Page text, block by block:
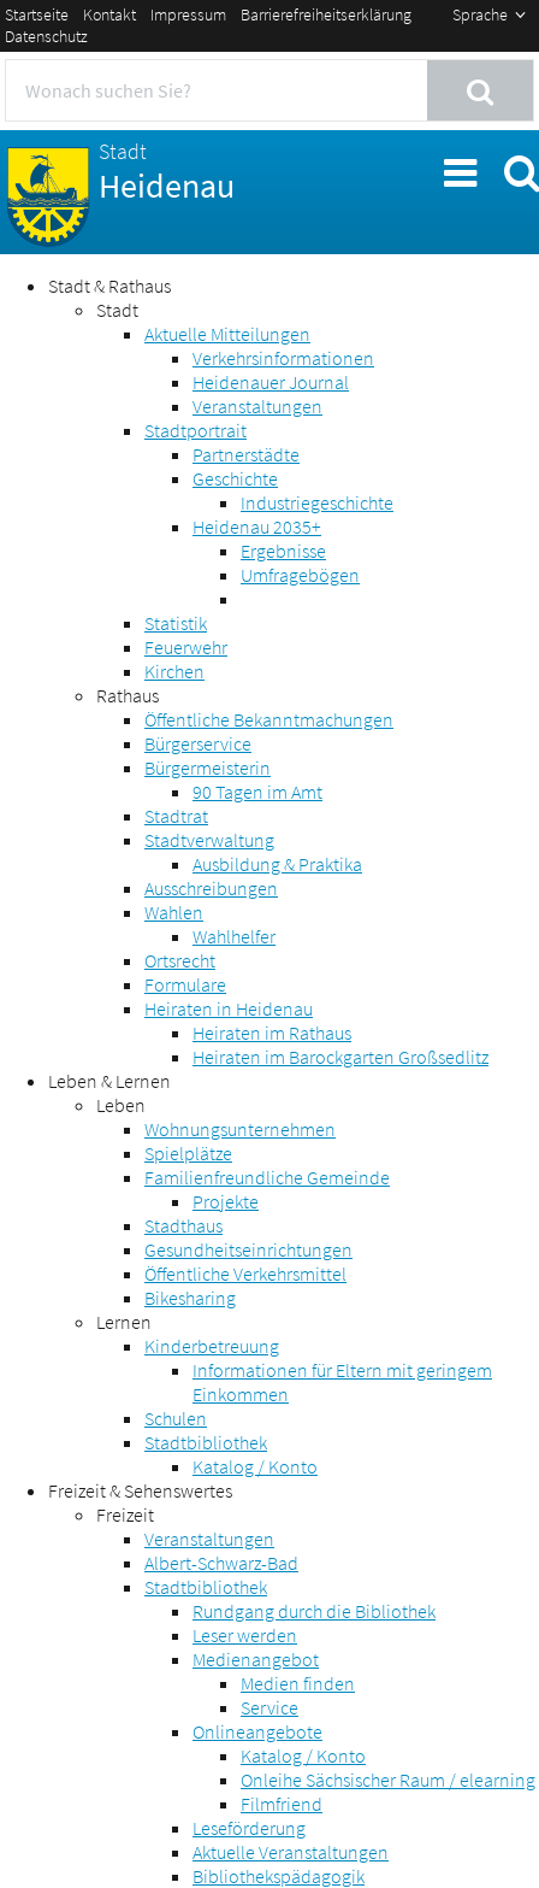
Sprache
Startseite Kontakt Impressum
Barrierefreiheitserklärung
Datenschutz
Stadt
Heidenau
Stadt & Rathaus
Stadt
Aktuelle Mitteilungen
Verkehrsinformationen
Heidenauer Journal
Veranstaltungen
Stadtportrait
Partnerstädte
Geschichte
Industriegeschichte
Heidenau 2035+
Ergebnisse
Umfragebögen
Statistik
Feuerwehr
Kirchen
Rathaus
Öffentliche Bekanntmachungen
Bürgerservice
Bürgermeisterin
90 Tagen im Amt
Stadtrat
Stadtverwaltung
Ausbildung & Praktika
Ausschreibungen
Wahlen
Wahlhelfer
Ortsrecht
Formulare
Heiraten in Heidenau
Heiraten im Rathaus
Heiraten im Barockgarten Großsedlitz
Leben & Lernen
Leben
Wohnungsunternehmen
Spielplätze
Familienfreundliche Gemeinde
Projekte
Stadthaus
Gesundheitseinrichtungen
Öffentliche Verkehrsmittel
Bikesharing
Lernen
Kinderbetreuung
Informationen für Eltern mit geringem
Einkommen
Schulen
Stadtbibliothek
Katalog / Konto
Freizeit & Sehenswertes
Freizeit
Veranstaltungen
Albert-Schwarz-Bad
Stadtbibliothek
Rundgang durch die Bibliothek
Leser werden
Medienangebot
Medien finden
Service
Onlineangebote
Katalog / Konto
Onleihe Sächsischer Raum / elearning
Filmfriend
Leseförderung
Aktuelle Veranstaltungen
Bibliothekspädagogik